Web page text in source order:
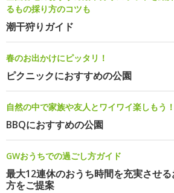
るもの採り方のコツも
潮干狩りガイド
春のお出かけにピッタリ！
ピクニックにおすすめの公園
自然の中で家族や友人とワイワイ楽しもう！
BBQにおすすめの公園
GWおうちでの過ごし方ガイド
最大12連休のおうち時間を充実させ
方をご提案